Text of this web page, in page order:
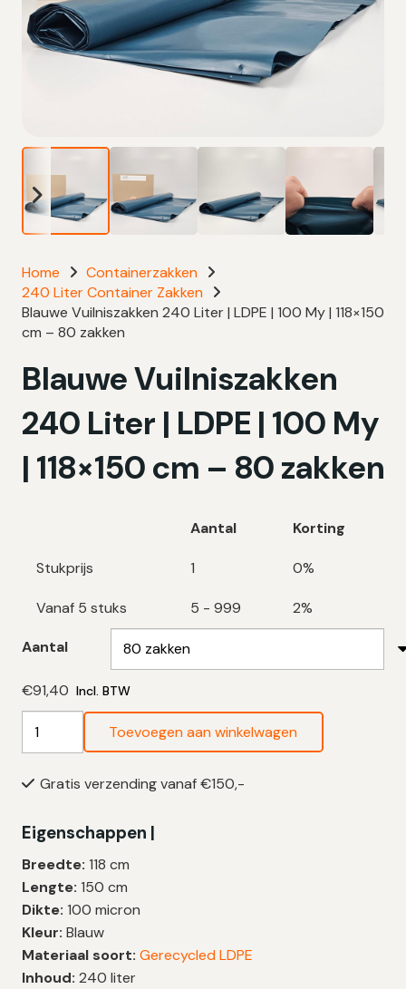
Home
Containerzakken
240 Liter Container Zakken
Blauwe Vuilniszakken 240 Liter | LDPE | 100 My | 118×150
cm – 80 zakken
Blauwe Vuilniszakken
240 Liter | LDPE | 100 My
| 118×150 cm – 80 zakken
Aantal Korting
Stukprijs 1 0%
Vanaf 5 stuks 5 - 999 2%
Aantal
€91,40 Incl. BTW
Liter
LDPE
|
100
My
|
118×150
cm
Toevoegen aan winkelwagen
Gratis verzending vanaf €150,-
Eigenschappen |
Breedte: 118 cm
Lengte: 150 cm
Dikte: 100 micron
Kleur: Blauw
Materiaal soort: Gerecycled LDPE
Inhoud: 240 liter